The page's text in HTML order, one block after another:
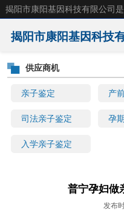
揭阳市康阳基因科技
亲子鉴定 产
司法亲子鉴定 孕
入学亲子鉴定
供应商机
普宁孕妇做
发布
亲子鉴定
无创胎儿亲子鉴定
孕期亲子鉴定